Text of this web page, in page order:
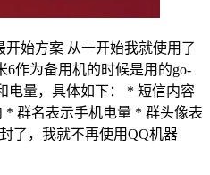
始方案 从一开始我就使用了
6作为备用机的时候是用的go-
电量，具体如下： * 短信内容
* 群名表示手机电量 * 群头像表
了，我就不再使用QQ机器